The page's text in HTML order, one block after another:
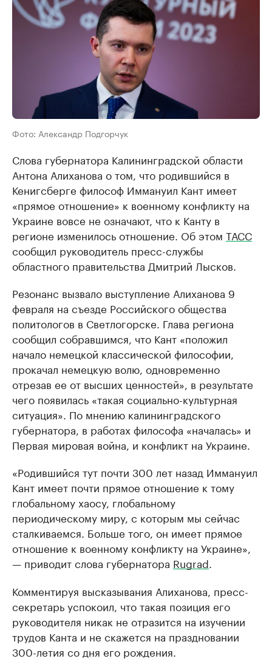
Фото: Александр Подгорчук
Слова губернатора Калининградской области
Антона Алиханова о том, что родившийся в
Кенигсберге философ Иммануил Кант имеет
«прямое отношение» к военному конфликту на
Украине вовсе не означают, что к Канту в
регионе изменилось отношение. Об этом ТАСС
сообщил руководитель пресс-службы
областного правительства Дмитрий Лысков.
Резонанс вызвало выступление Алиханова 9
февраля на съезде Российского общества
политологов в Светлогорске. Глава региона
сообщил собравшимся, что Кант «положил
начало немецкой классической философии,
прокачал немецкую волю, одновременно
отрезав ее от высших ценностей», в результате
чего появилась «такая социально-культурная
ситуация». По мнению калининградского
губернатора, в работах философа «началась» и
Первая мировая война, и конфликт на Украине.
«Родившийся тут почти 300 лет назад Иммануил
Кант имеет почти прямое отношение к тому
глобальному хаосу, глобальному
периодическому миру, с которым мы сейчас
сталкиваемся. Больше того, он имеет прямое
отношение к военному конфликту на Украине»,
— приводит слова губернатора Rugrad.
Комментируя высказывания Алиханова, пресс-
секретарь успокоил, что такая позиция его
руководителя никак не отразится на изучении
трудов Канта и не скажется на праздновании
300-летия со дня его рождения.